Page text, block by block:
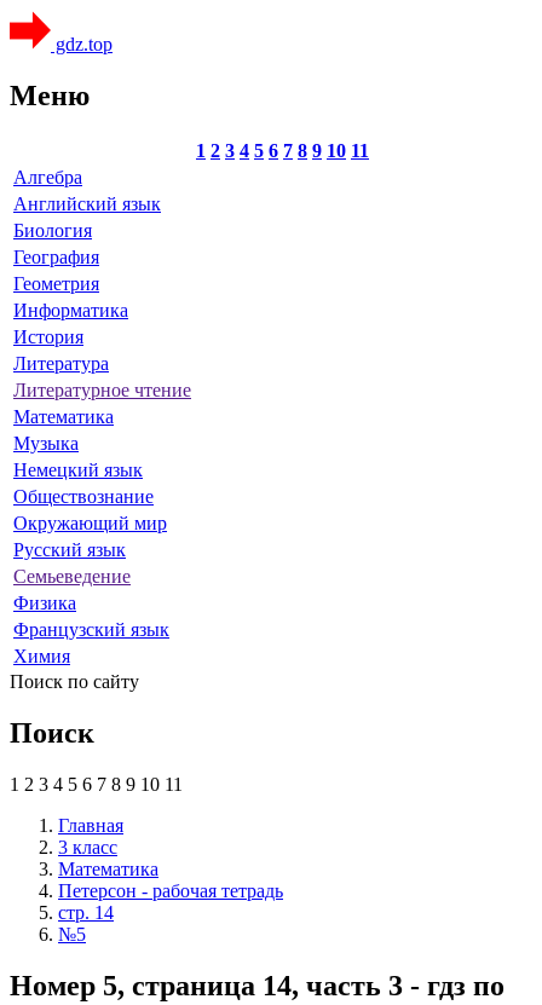
gdz.top
Меню
1 2 3 4 5 6 7 8 9 10 11
Алгебра
Английский язык
Биология
География
Геометрия
Информатика
История
Литература
Литературное чтение
Математика
Музыка
Немецкий язык
Обществознание
Окружающий мир
Русский язык
Семьеведение
Физика
Французский язык
Химия
Поиск по сайту
Поиск
1 2 3 4 5 6 7 8 9 10 11
Главная
3 класс
Математика
Петерсон - рабочая тетрадь
стр. 14
№5
Номер 5, страница 14, часть 3 - гдз по